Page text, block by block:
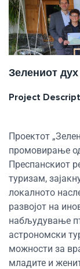
Зелениот
Project
Проектот
промовирање
Преспанскиот
туризам,
локалното
развојот на
набљудување
астрономски
можности за
младите и